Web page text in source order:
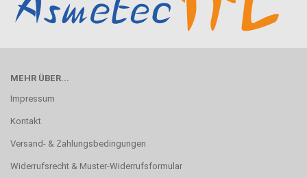
MEHR ÜBER...
Impressum
Kontakt
Versand- & Zahlungsbedingungen
Widerrufsrecht & Muster-Widerrufsformular